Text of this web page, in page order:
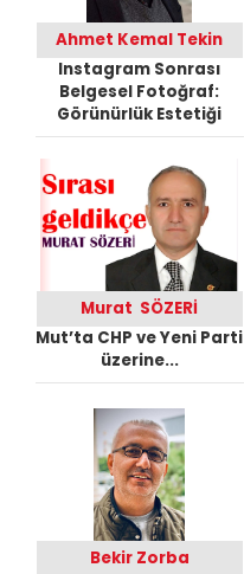
Ahmet Kemal Tekin
Instagram Sonrası
Belgesel Fotoğraf:
Görünürlük Estetiği
Murat SÖZERİ
Mut’ta CHP ve Yeni Parti
üzerine...
Bekir Zorba